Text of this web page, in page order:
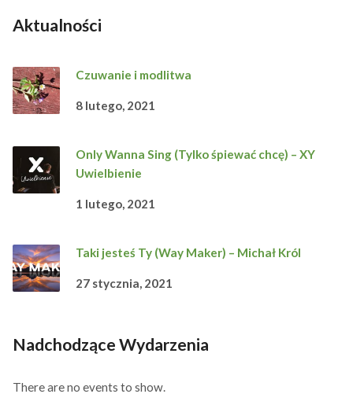
Aktualności
Czuwanie i modlitwa
8 lutego, 2021
Only Wanna Sing (Tylko śpiewać chcę) – XY
Uwielbienie
1 lutego, 2021
Taki jesteś Ty (Way Maker) – Michał Król
27 stycznia, 2021
Nadchodzące Wydarzenia
There are no events to show.